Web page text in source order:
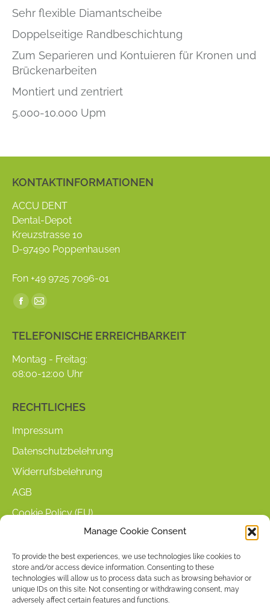
Manage Cookie Consent
To provide the best experiences, we use technologies like cookies to
store and/or access device information. Consenting to these
technologies will allow us to process data such as browsing behavior or
unique IDs on this site. Not consenting or withdrawing consent, may
adversely affect certain features and functions.
Sehr flexible Diamantscheibe
Doppelseitige Randbeschichtung
Zum Separieren und Kontuieren für Kronen und
Brückenarbeiten
Montiert und zentriert
5.000-10.000 Upm
KONTAKTINFORMATIONEN
ACCU DENT
Dental-Depot
Kreuzstrasse 10
D-97490 Poppenhausen
Fon +49 9725 7096-01
Find us on:
Facebook
opens
in
new
Mail
opens
in
new
TELEFONISCHE ERREICHBARKEIT
Montag - Freitag:
08:00-12:00 Uhr
RECHTLICHES
Impressum
Datenschutzbelehrung
Widerrufsbelehrung
AGB
Cookie Policy (EU)
Mein Konto
Warenkorb